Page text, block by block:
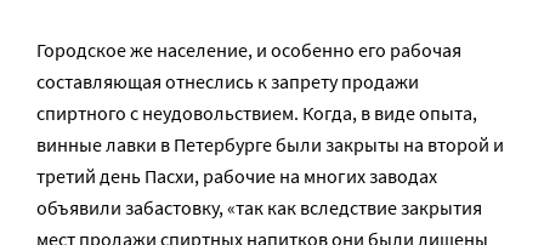
Городское же население, и особенно его рабочая
составляющая отнеслись к запрету продажи
спиртного с неудовольствием. Когда, в виде опыта,
винные лавки в Петербурге были закрыты на второй и
третий день Пасхи, рабочие на многих заводах
объявили забастовку, «так как вследствие закрытия
мест продажи спиртных напитков они были лишены